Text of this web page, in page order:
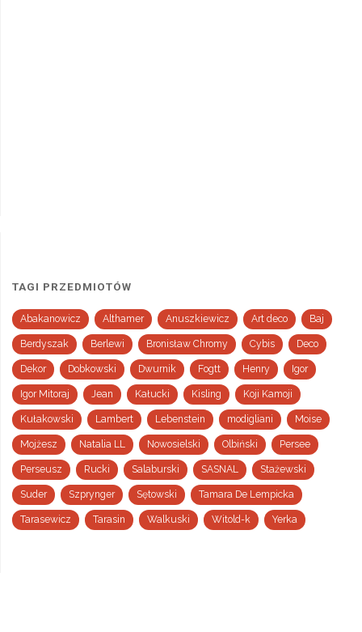
TAGI PRZEDMIOTÓW
Abakanowicz Althamer Anuszkiewicz Art deco Baj
Berdyszak Berlewi Bronisław Chromy Cybis Deco
Dekor Dobkowski Dwurnik Fogtt Henry Igor
Igor Mitoraj Jean Kałucki Kisling Koji Kamoji
Kułakowski Lambert Lebenstein modigliani Moise
Mojżesz Natalia LL Nowosielski Olbiński Persee
Perseusz Rucki Salaburski SASNAL Stażewski
Suder Szprynger Sętowski Tamara De Lempicka
Tarasewicz Tarasin Walkuski Witold-k Yerka